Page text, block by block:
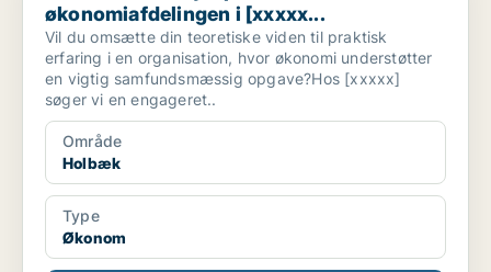
økonomiafdelingen i [xxxxx...
Vil du omsætte din teoretiske viden til praktisk
erfaring i en organisation, hvor økonomi understøtter
en vigtig samfundsmæssig opgave?Hos [xxxxx]
søger vi en engageret..
Område
Holbæk
Type
Økonom